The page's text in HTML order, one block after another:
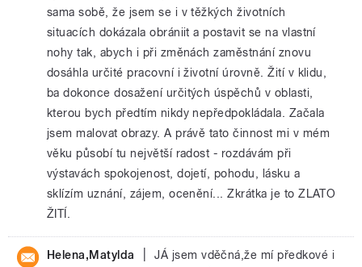
sama sobě, že jsem se i v těžkých životních
situacích dokázala obrániit a postavit se na vlastní
nohy tak, abych i při změnách zaměstnání znovu
dosáhla určité pracovní i životní úrovně. Žití v klidu,
ba dokonce dosažení určitých úspěchů v oblasti,
kterou bych předtím nikdy nepředpokládala. Začala
jsem malovat obrazy. A právě tato činnost mi v mém
věku působí tu největší radost - rozdávám při
výstavách spokojenost, dojetí, pohodu, lásku a
sklízím uznání, zájem, ocenění... Zkrátka je to ZLATO
ŽITÍ.
Helena,Matylda
JÁ jsem vděčná,že mí předkové i